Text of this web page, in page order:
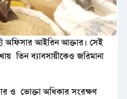
অফিসার আইরিন আক্তার। সেই
তিন ব্যাবসায়ীকেও জরিমানা
ও ভোক্তা অধিকার সংরক্ষণ